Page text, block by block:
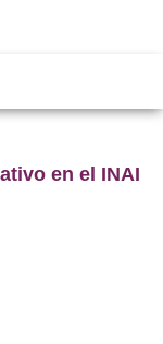
en el INAI